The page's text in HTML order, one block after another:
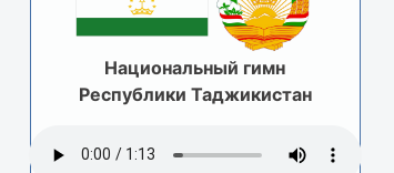
Национальный гимн
Республики Таджикистан